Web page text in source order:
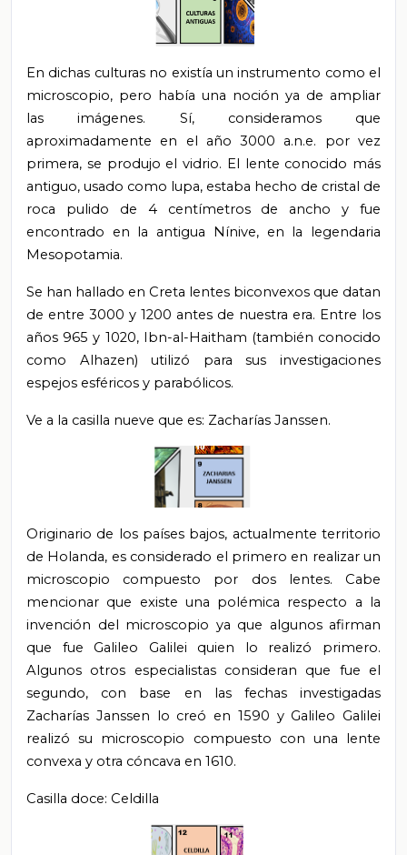
En dichas culturas no existía un instrumento como el
microscopio, pero había una noción ya de ampliar
las imágenes. Sí, consideramos que
aproximadamente en el año 3000 a.n.e. por vez
primera, se produjo el vidrio. El lente conocido más
antiguo, usado como lupa, estaba hecho de cristal de
roca pulido de 4 centímetros de ancho y fue
encontrado en la antigua Nínive, en la legendaria
Mesopotamia.
Se han hallado en Creta lentes biconvexos que datan
de entre 3000 y 1200 antes de nuestra era. Entre los
años 965 y 1020, Ibn-al-Haitham (también conocido
como Alhazen) utilizó para sus investigaciones
espejos esféricos y parabólicos.
Ve a la casilla nueve que es: Zacharías Janssen.
Originario de los países bajos, actualmente territorio
de Holanda, es considerado el primero en realizar un
microscopio compuesto por dos lentes. Cabe
mencionar que existe una polémica respecto a la
invención del microscopio ya que algunos afirman
que fue Galileo Galilei quien lo realizó primero.
Algunos otros especialistas consideran que fue el
segundo, con base en las fechas investigadas
Zacharías Janssen lo creó en 1590 y Galileo Galilei
realizó su microscopio compuesto con una lente
convexa y otra cóncava en 1610.
Casilla doce: Celdilla